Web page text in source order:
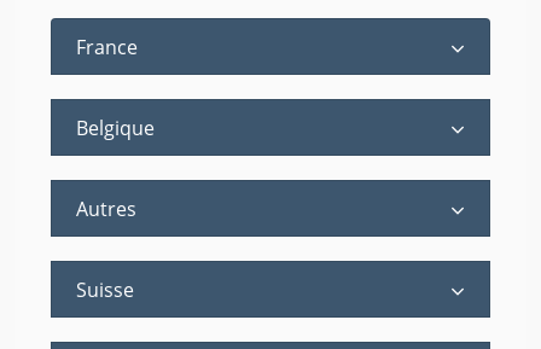
France
Belgique
Autres
Suisse